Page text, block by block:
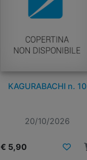
KAGURABACHI n. 10
20/10/2026
€ 5,90